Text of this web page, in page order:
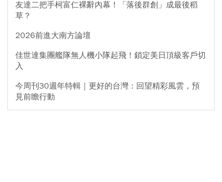
友達二把手柯富仁裸辭內幕！「落後群創」成最後稻
草？
2026前進大南方論壇
佳世達集團艦隊無人機小隊起飛！鎖定美日頂級客戶切
入
今周刊30週年特輯｜更好的台灣：回望精彩風雲，預
見前瞻行動